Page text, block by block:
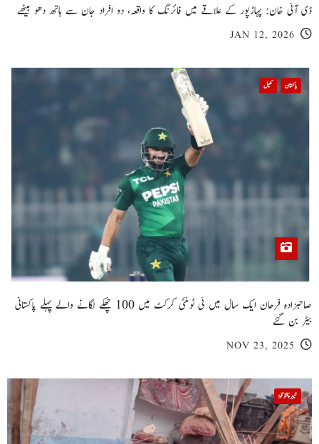
ڈی آئی خان: پہاڑپور کے علاقے میں فائرنگ کا واقعہ، دو افراد جان سے ہاتھ دھو بیٹھے
JAN 12, 2026
پاکستان کھیل
صاحبزادہ فرحان ایک سال میں ٹی ٹوئنٹی کرکٹ میں 100 چھکے لگانے والے پہلے پاکستانی
بیٹر بن گئے
NOV 23, 2025
خیبر پختونخوا